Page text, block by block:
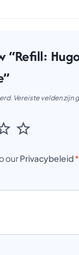
Vereiste velden zijn
ourPrivacybeleid*